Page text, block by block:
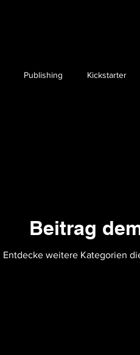
Publishing Kickstarter
Beitrag
Entdecke weitere Kategorien